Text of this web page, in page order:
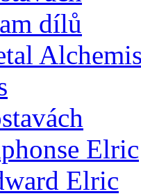
dílů
Elric
Elric